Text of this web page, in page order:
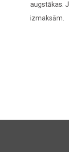
augstākas.
izmaksām.